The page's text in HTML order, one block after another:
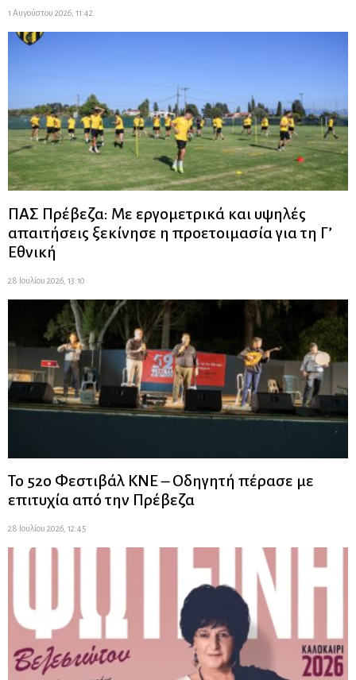
1 Αυγούστου 2026, 11:42
ΠΑΣ Πρέβεζα: Με εργομετρικά και υψηλές
απαιτήσεις ξεκίνησε η προετοιμασία για τη Γ’
Εθνική
28 Ιουλίου 2026, 13:10
Το 52ο Φεστιβάλ ΚΝΕ – Οδηγητή πέρασε με
επιτυχία από την Πρέβεζα
28 Ιουλίου 2026, 12:45